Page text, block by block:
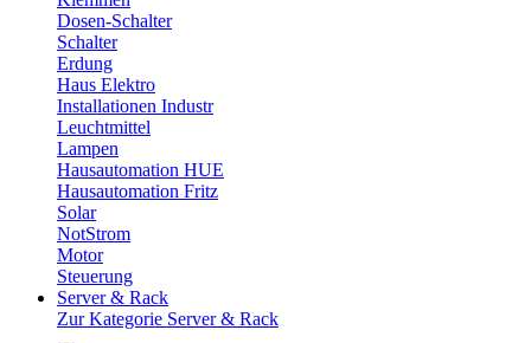
Dosen-Schalter
Schalter
Erdung
Haus Elektro
Installationen Industr
Leuchtmittel
Lampen
Hausautomation HUE
Hausautomation Fritz
Solar
NotStrom
Motor
Steuerung
Server & Rack
Zur Kategorie Server & Rack